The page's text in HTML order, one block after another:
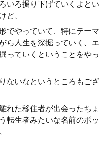
いろ掘り下げていくよとい
ど、
でやっていて、特にテーマ
ら人生を深掘っていく、エ
っていくということをやっ
ないなというところもござ
れた移住者が出会ったちょ
転生者みたいな名前のポッ